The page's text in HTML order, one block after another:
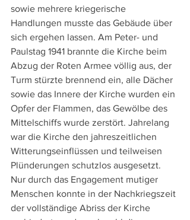
sowie mehrere kriegerische
Handlungen musste das Gebäude über
sich ergehen lassen. Am Peter- und
Paulstag 1941 brannte die Kirche beim
Abzug der Roten Armee völlig aus, der
Turm stürzte brennend ein, alle Dächer
sowie das Innere der Kirche wurden ein
Opfer der Flammen, das Gewölbe des
Mittelschiffs wurde zerstört. Jahrelang
war die Kirche den jahreszeitlichen
Witterungseinflüssen und teilweisen
Plünderungen schutzlos ausgesetzt.
Nur durch das Engagement mutiger
Menschen konnte in der Nachkriegszeit
der vollständige Abriss der Kirche